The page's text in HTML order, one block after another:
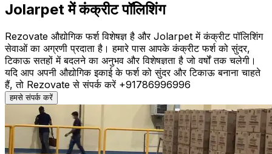
Jolarpet में कंक्रीट पॉलिशिंग
Rezovate औद्योगिक फर्श विशेषज्ञ है और Jolarpet में कंक्रीट पॉलिशिंग
सेवाओं का अग्रणी प्रदाता है। हमारे पास आपके कंक्रीट फर्श को सुंदर,
टिकाऊ सतहों में बदलने का अनुभव और विशेषज्ञता है जो वर्षों तक चलेगी।
यदि आप अपनी औद्योगिक इकाई के फर्श को सुंदर और टिकाऊ बनाना चाहते
हैं, तो Rezovate से संपर्क करें +91786996996
हमसे संपर्क करें